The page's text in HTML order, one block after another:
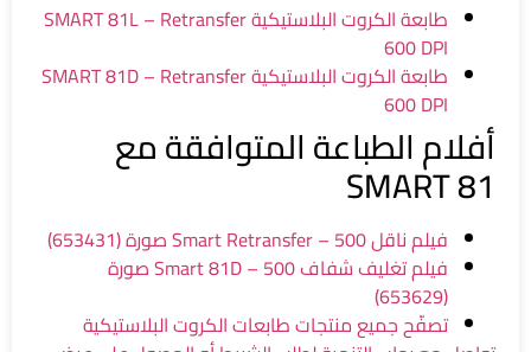
طابعة الكروت البلاستيكية SMART 81L – Retransfer
600 DPI
طابعة الكروت البلاستيكية SMART 81D – Retransfer
600 DPI
أفلام الطباعة المتوافقة مع
SMART 81
فيلم ناقل Smart Retransfer – 500 صورة (653431)
فيلم تغليف شفاف Smart 81D – 500 صورة
(653629)
تصفّح جميع منتجات طابعات الكروت البلاستيكية